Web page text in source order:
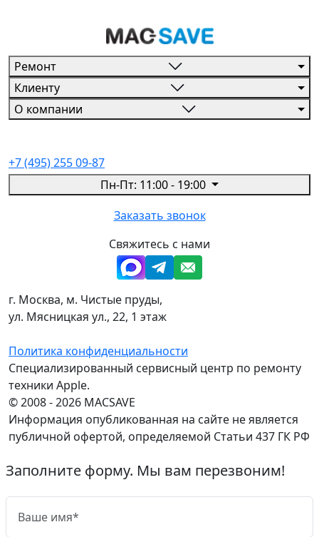
Ремонт
Клиенту
О компании
+7 (495) 255 09-87
Пн-Пт: 11:00 - 19:00
Заказать звонок
Свяжитесь с нами
г. Москва, м. Чистые пруды,
ул. Мясницкая ул., 22, 1 этаж
Политика конфиденциальности
Специализированный сервисный центр по ремонту
техники Apple.
© 2008 - 2026 MACSAVE
Информация опубликованная на сайте не является
публичной офертой, определяемой Статьи 437 ГК РФ
Заполните форму. Мы вам перезвоним!